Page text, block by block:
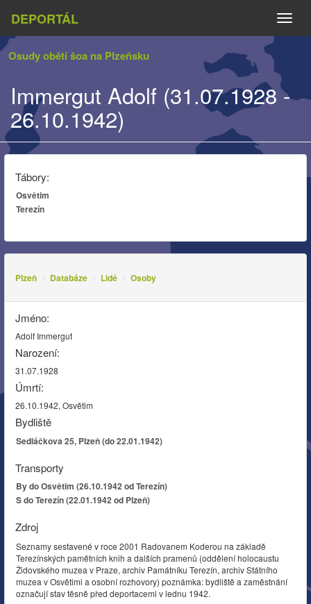
DEPORTÁL
Osudy obětí šoa na Plzeňsku
Immergut Adolf (31.07.1928 -
26.10.1942)
Tábory:
Osvětim
Terezín
Plzeň Databáze Lidé Osoby
Jméno:
Adolf Immergut
Narození:
31.07.1928
Úmrtí:
26.10.1942, Osvětim
Bydliště
Sedláčkova 25, Plzeň (do 22.01.1942)
Transporty
By do Osvětim (26.10.1942 od Terezín)
S do Terezín (22.01.1942 od Plzeň)
Zdroj
Seznamy sestavené v roce 2001 Radovanem Koderou na základě
Terezínských pamětních knih a dalších pramenů (oddělení holocaustu
Židovského muzea v Praze, archiv Památníku Terezín, archiv Státního
muzea v Osvětimi a osobní rozhovory) poznámka: bydliště a zaměstnání
označují stav těsně před deportacemi v lednu 1942.